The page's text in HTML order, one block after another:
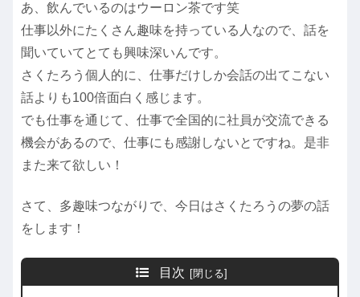
あ、飲んでいるのはウーロン茶です笑
仕事以外にたくさん趣味を持っている人なので、話を
聞いていてとても興味深いんです。
さくたろう個人的に、仕事だけしか会話の出てこない
話よりも100倍面白く感じます。
でも仕事を通じて、仕事で全国的に社員が交流できる
機会があるので、仕事にも感謝しないとですね。是非
また来て欲しい！
さて、多趣味つながりで、今日はさくたろうの夢の話
をします！
目次